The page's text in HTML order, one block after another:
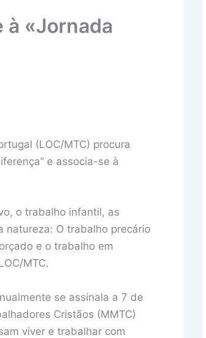
à «Jornada
(LOC/MTC) procura
e associa-se à
o trabalho infantil, as
natureza: O trabalho precário
e o trabalho em
MTC.
se assinala a 7 de
Cristãos (MMTC)
viver e trabalhar com